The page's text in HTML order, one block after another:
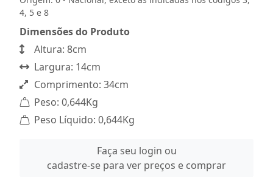
4, 5 e 8
Dimensões do Produto
Altura: 8cm
Largura: 14cm
Comprimento: 34cm
Peso: 0,644Kg
Peso Líquido: 0,644Kg
Faça seu login ou
cadastre-se para ver preços e comprar